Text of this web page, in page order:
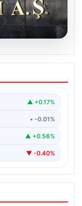
zaman?
beklentisi
▲ +0.17%
• -0.01%
▲ +0.56%
▼ -0.40%